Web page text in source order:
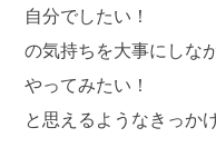
自分でしたい！
の気持ちを大事にしな
やってみたい！
と思えるようなきっか